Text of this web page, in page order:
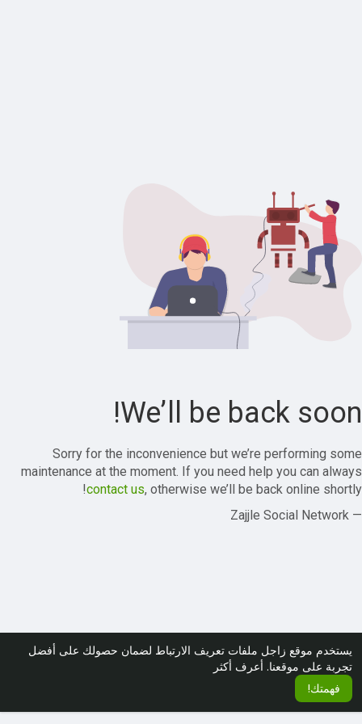
يستخدم موقع زاجل ملفات تعريف الارتباط لضمان حصولك على أفضل
تجربة على موقعنا. أعرف أكثر
فهمتك!
We’ll be back soon!
Sorry for the inconvenience but we’re performing some
maintenance at the moment. If you need help you can always
contact us, otherwise we’ll be back online shortly!
— Zajjle Social Network